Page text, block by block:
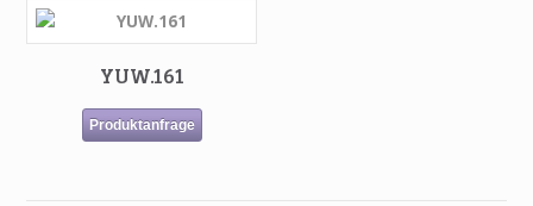
YUW.161
Produktanfrage